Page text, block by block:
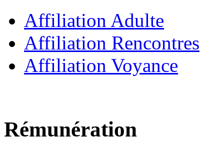
Affiliation Adulte
Affiliation Rencontres
Affiliation Voyance
Rémunération